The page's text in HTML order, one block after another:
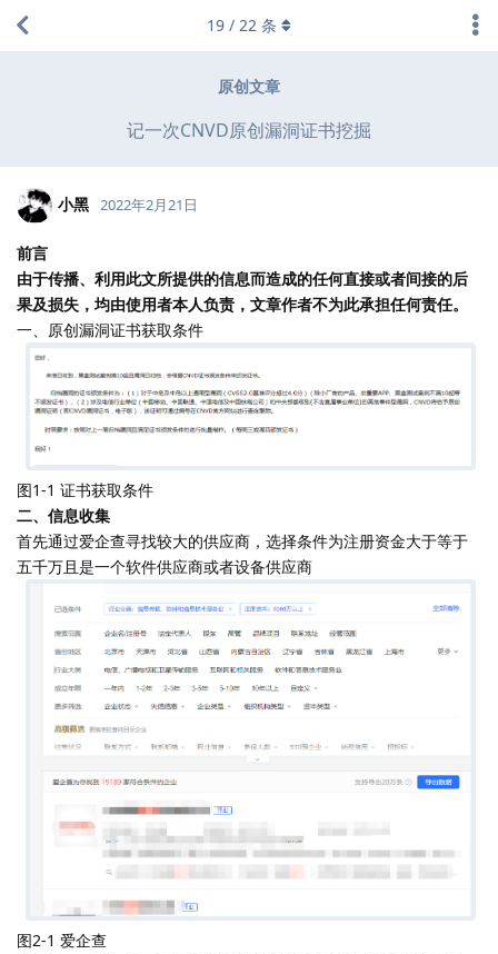
原创文章
记一次CNVD原创漏洞证书挖掘
19 / 22 条
小黑 2022年2月21日
前言
由于传播、利用此文所提供的信息而造成的任何直接或者间接的后
果及损失，均由使用者本人负责，文章作者不为此承担任何责任。
一、原创漏洞证书获取条件
图1-1 证书获取条件
二、信息收集
首先通过爱企查寻找较大的供应商，选择条件为注册资金大于等于
五千万且是一个软件供应商或者设备供应商
图2-1 爱企查